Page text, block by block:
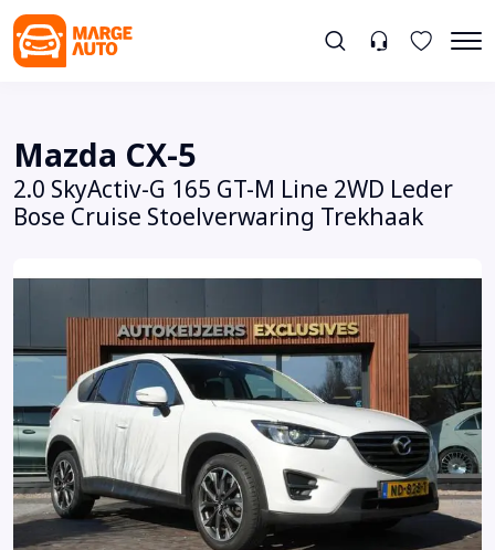
Mazda CX-5
2.0 SkyActiv-G 165 GT-M Line 2WD Leder
Bose Cruise Stoelverwaring Trekhaak